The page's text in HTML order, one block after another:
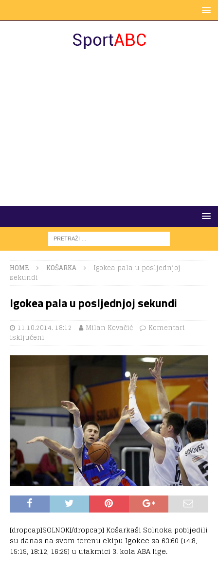
HOME KOŠARKA
Igokea pala u posljednjoj
sekundi
Igokea pala u posljednjoj sekundi
11.10.2014. 18:12 Milan Kovačić
Komentari
isključeni
[dropcap]SOLNOK[/dropcap] Košarkaši Solnoka pobijedili
su danas na svom terenu ekipu Igokee sa 63:60 (14:8,
15:15, 18:12, 16:25) u utakmici 3. kola ABA lige.